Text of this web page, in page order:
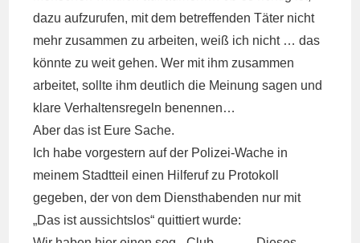
dazu aufzurufen, mit dem betreffenden Täter nicht
mehr zusammen zu arbeiten, weiß ich nicht … das
könnte zu weit gehen. Wer mit ihm zusammen
arbeitet, sollte ihm deutlich die Meinung sagen und
klare Verhaltensregeln benennen…
Aber das ist Eure Sache.
Ich habe vorgestern auf der Polizei-Wache in
meinem Stadtteil einen Hilferuf zu Protokoll
gegeben, der von dem Diensthabenden nur mit
„Das ist aussichtslos“ quittiert wurde: